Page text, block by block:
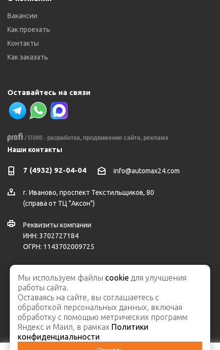
Вакансии
Как проехать
Контакты
Как заказать
Оставайтесь на связи
- разработка, продвижение сайта, реклама
Наши контакты
7 (4932) 92-04-04 info@automax24.com
г. Иваново, проспект Текстильщиков, 80
(справа от ТЦ "Аксон")
Реквизиты компании
ИНН: 3702727184
ОГРН: 1143702009725
2026 © ООО "АвтоМакс" – интернет-магазин автозапчастей и
автосервис
Карта сайта
Мы используем файлы cookie для улучшения
работы сайта.
Оставаясь на сайте, вы соглашаетесь с
обработкой персональных данных, включая
обработку с помощью метрических программ
Яндекс и Маил, в рамках Политики
конфиденциальности